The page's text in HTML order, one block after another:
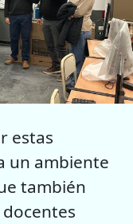
estas
un ambiente
también